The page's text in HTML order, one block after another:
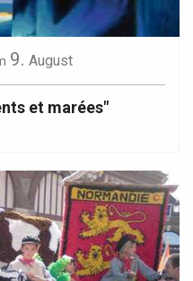
9. August
et marées"